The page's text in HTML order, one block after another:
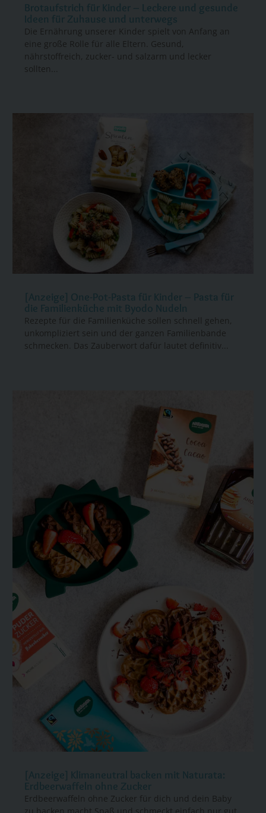
Brotaufstrich für Kinder – Leckere und gesunde
Ideen für Zuhause und unterwegs
Die Ernährung unserer Kinder spielt von Anfang an
eine große Rolle für alle Eltern. Gesund,
nährstoffreich, zucker- und salzarm und lecker
sollten...
[Anzeige] One-Pot-Pasta für Kinder – Pasta für
die Familienküche mit Byodo Nudeln
Rezepte für die Familienküche sollen schnell gehen,
unkompliziert sein und der ganzen Familienbande
schmecken. Das Zauberwort dafür lautet definitiv...
[Anzeige] Klimaneutral backen mit Naturata:
Erdbeerwaffeln ohne Zucker
Erdbeerwaffeln ohne Zucker für dich und dein Baby